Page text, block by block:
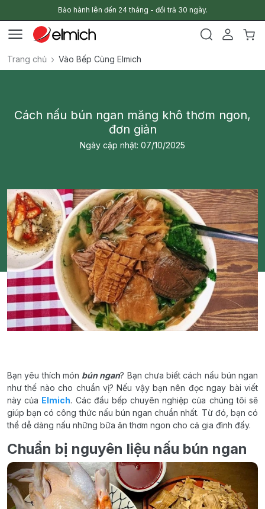
Bảo hành lên đến 24 tháng - đổi trả 30 ngày.
Trang chủ Vào Bếp Cùng Elmich
Cách nấu bún ngan măng khô thơm ngon,
đơn giản
Ngày cập nhật: 07/10/2025
Bạn yêu thích món bún ngan? Bạn chưa biết cách nấu bún ngan
như thế nào cho chuẩn vị? Nếu vậy bạn nên đọc ngay bài viết
này của Elmich. Các đầu bếp chuyên nghiệp của chúng tôi sẽ
giúp bạn có công thức nấu bún ngan chuẩn nhất. Từ đó, bạn có
thể dễ dàng nấu những bữa ăn thơm ngon cho cả gia đình đấy.
Chuẩn bị nguyên liệu nấu bún ngan